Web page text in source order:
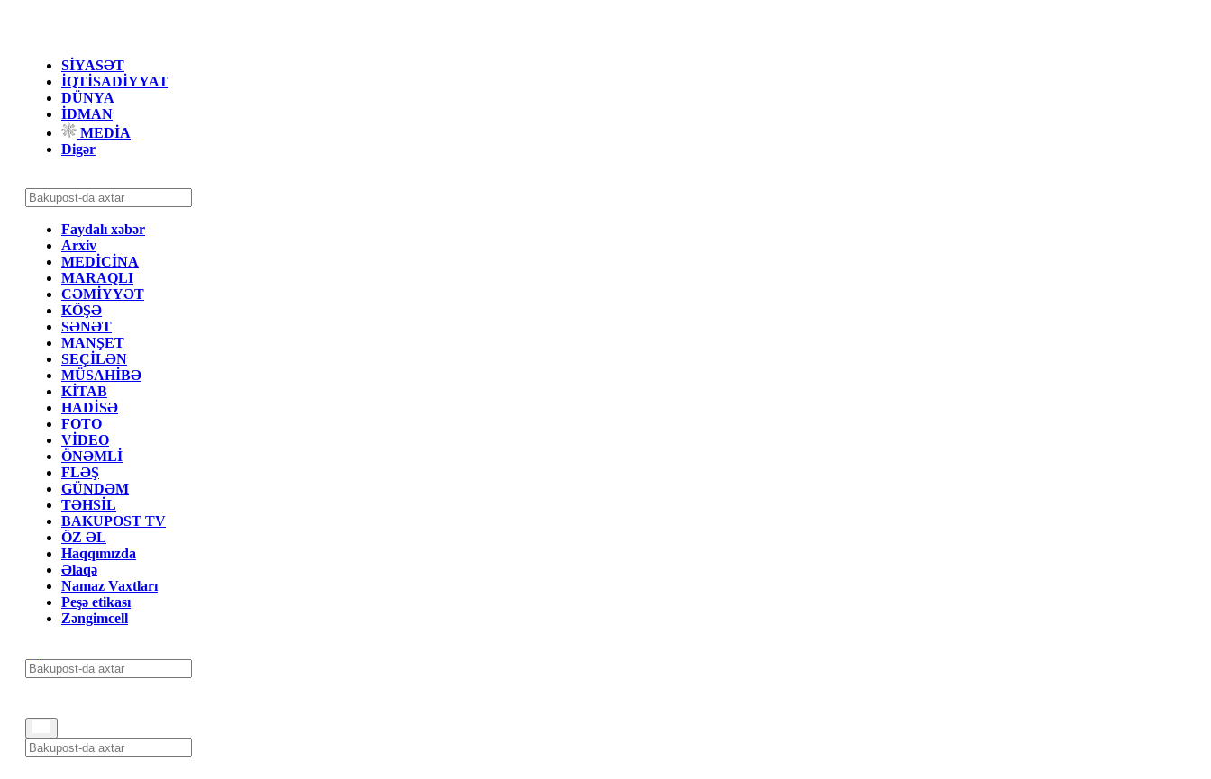
SİYASƏT
İQTİSADİYYAT
DÜNYA
İDMAN
MEDİA
Digər
Faydalı xəbər
Arxiv
MEDİCİNA
MARAQLI
CƏMİYYƏT
KÖŞƏ
SƏNƏT
MANŞET
SEÇİLƏN
MÜSAHİBƏ
KİTAB
HADİSƏ
FOTO
VİDEO
ÖNƏMLİ
FLƏŞ
GÜNDƏM
TƏHSİL
BAKUPOST TV
ÖZ ƏL
Haqqımızda
Əlaqə
Namaz Vaxtları
Peşə etikası
Zəngimcell